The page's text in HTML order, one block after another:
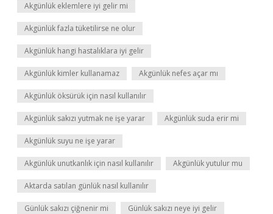
Akgünlük eklemlere iyi gelir mi
Akgünlük fazla tüketilirse ne olur
Akgünlük hangi hastalıklara iyi gelir
Akgünlük kimler kullanamaz Akgünlük nefes açar mı
Akgünlük öksürük için nasıl kullanılır
Akgünlük sakızı yutmak ne işe yarar Akgünlük suda erir mi
Akgünlük suyu ne işe yarar
Akgünlük unutkanlık için nasıl kullanılır Akgünlük yutulur mu
Aktarda satılan günlük nasıl kullanılır
Günlük sakızı çiğnenir mi Günlük sakızı neye iyi gelir